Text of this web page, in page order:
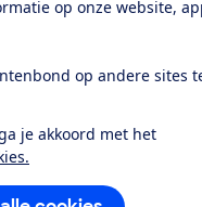
op onze website,
op andere sites
je akkoord met het